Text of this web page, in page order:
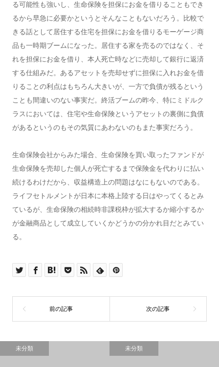
る可能性も強いし、生命保険を担保にお金を借りることもでき
るから早急に必要かというとそんなこともないだろう。比較で
きる話として居住する住宅を担保にお金を借りるモーゲージ商
品も一時期ブームになった。居住する家を売るのではなく、そ
れを担保にお金を借り、本人死亡時などに売却して銀行に返済
する仕組みだ。あるアセットを売却せずに担保に入れお金を借
りることの利点はもちろん大きいが、一方で負債が残るという
ことも間違いのない事実だ。終活ブームの昨今、特にミドルク
ラスにおいては、住宅や生命保険というアセットの裏側に負債
があるというのもその気質にあわないのもまた事実だろう。
生命保険会社からみた場合、生命保険を買い取ったファンドが
生命保険を売却した個人が死亡するまで保険金を代わりに払い
続けるわけだから、収益構造上の問題はなにもないのである。
ライフセトルメントが日本に本格上陸する日はやってくるとみ
ているが、生命保険の相続時非課税枠が拡大するか縮小するか
が金融商品として成立していくかどうかの分かれ目だとみてい
る。
未分類 未分類